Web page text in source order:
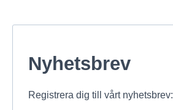
Nyhetsbrev
Registrera dig till vårt nyhetsbrev: